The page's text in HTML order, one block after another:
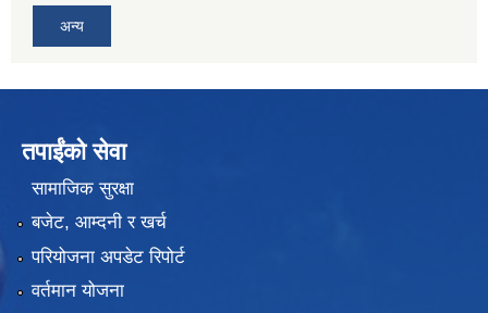
अन्य
तपाईंको सेवा
सामाजिक सुरक्षा
बजेट, आम्दनी र खर्च
परियोजना अपडेट रिपोर्ट
वर्तमान योजना